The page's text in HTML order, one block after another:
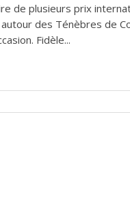
de plusieurs prix
des Ténèbres de
Fidèle...